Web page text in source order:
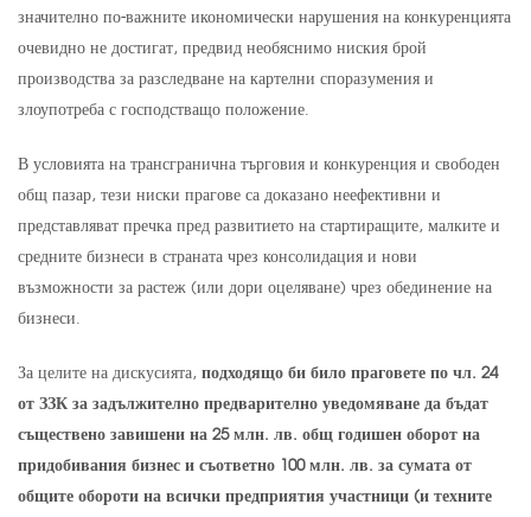
значително по-важните икономически нарушения на конкуренцията
очевидно не достигат, предвид необяснимо ниския брой
производства за разследване на картелни споразумения и
злоупотреба с господстващо положение.
В условията на трансгранична търговия и конкуренция и свободен
общ пазар, тези ниски прагове са доказано неефективни и
представляват пречка пред развитието на стартиращите, малките и
средните бизнеси в страната чрез консолидация и нови
възможности за растеж (или дори оцеляване) чрез обединение на
бизнеси.
За целите на дискусията, подходящо би било праговете по чл. 24
от ЗЗК за задължително предварително уведомяване да бъдат
съществено завишени на 25 млн. лв. общ годишен оборот на
придобивания бизнес и съответно 100 млн. лв. за сумата от
общите обороти на всички предприятия участници (и техните